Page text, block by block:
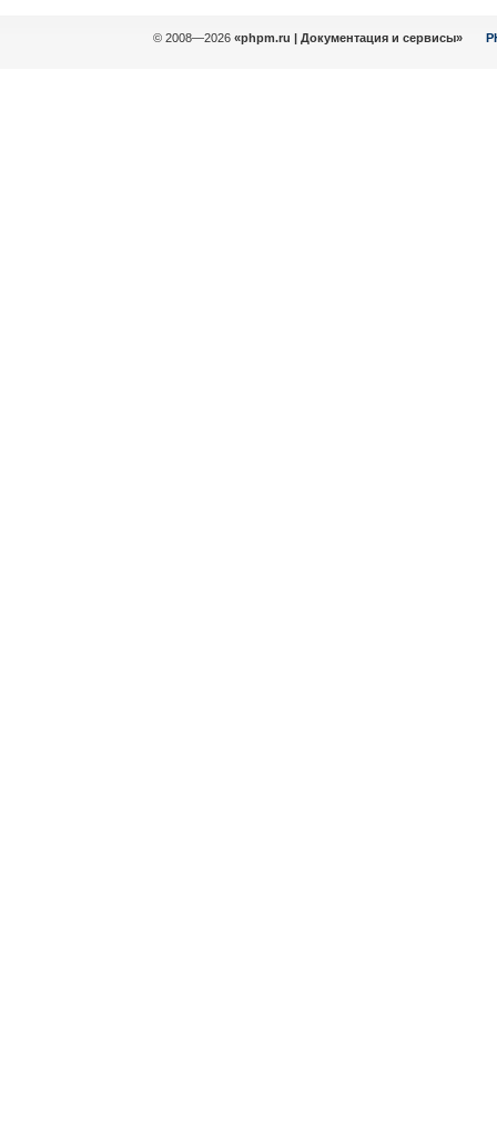
© 2008—2026 «phpm.ru | Документация и сервисы»